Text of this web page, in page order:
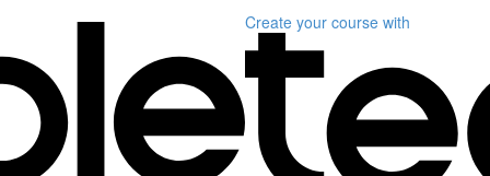
Create your course with